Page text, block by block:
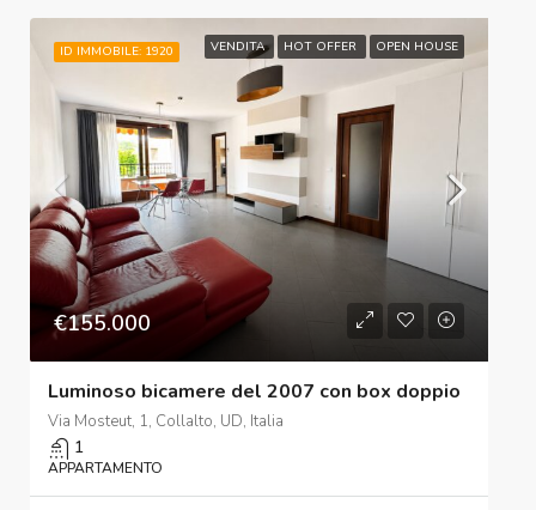
ID IMMOBILE: 1920 VENDITA HOT OFFER OPEN HOUSE
€155.000
Luminoso bicamere del 2007 con box doppio
Via Mosteut, 1, Collalto, UD, Italia
1
APPARTAMENTO